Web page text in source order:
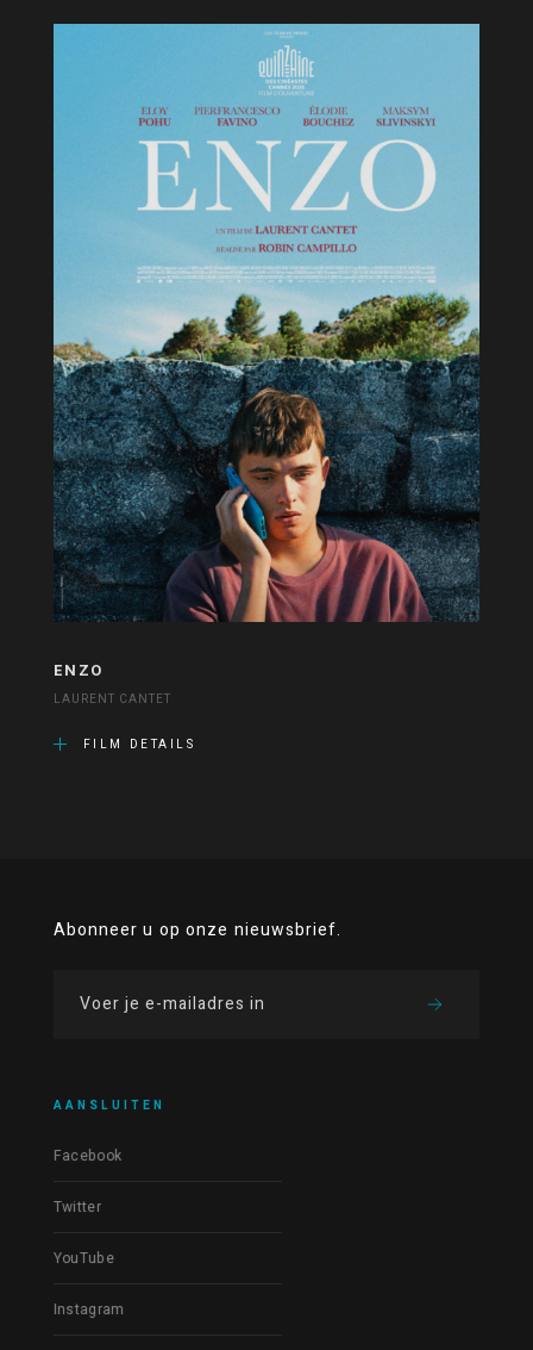
ENZO
LAURENT CANTET
FILM DETAILS
Abonneer u op onze nieuwsbrief.
AANSLUITEN
Facebook
Twitter
YouTube
Instagram